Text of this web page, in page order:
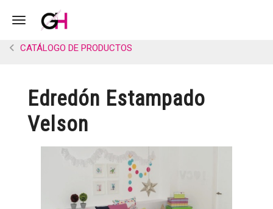
Toggle navigation
CATÁLOGO DE PRODUCTOS
Edredón Estampado
Velson